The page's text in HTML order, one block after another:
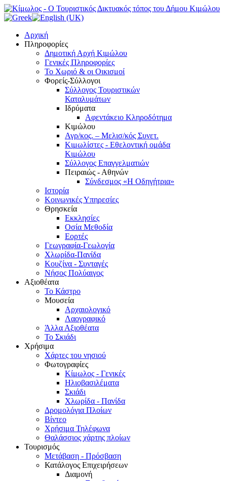
Αρχική
Πληροφορίες
Δημοτική Αρχή Κιμώλου
Γενικές Πληροφορίες
Το Xωριό & οι Οικισμοί
Φορείς-Σύλλογοι
Σύλλογος Τουριστικών
Καταλυμάτων
Ιδρύματα
Αφεντάκειο Κληροδότημα
Κιμώλου
Αγρ/κος. – Μελισ/κός Συνετ.
Κιμωλίστες - Εθελοντική ομάδα
Κιμώλου
Σύλλογος Επαγγελματιών
Πειραιώς - Αθηνών
Σύνδεσμος «Η Οδηγήτρια»
Ιστορία
Κοινωνικές Υπηρεσίες
Θρησκεία
Εκκλησίες
Οσία Μεθοδία
Εορτές
Γεωγραφία-Γεωλογία
Χλωρίδα-Πανίδα
Κουζίνα - Συνταγές
Νήσος Πολύαιγος
Αξιοθέατα
Το Κάστρο
Μουσεία
Αρχαιολογικό
Λαογραφικό
Άλλα Αξιοθέατα
Το Σκιάδι
Χρήσιμα
Χάρτες του νησιού
Φωτογραφίες
Κίμωλος - Γενικές
Ηλιοβασιλέματα
Σκιάδι
Χλωρίδα - Πανίδα
Δρομολόγια Πλοίων
Βίντεο
Χρήσιμα Τηλέφωνα
Θαλάσσιος χάρτης πλοίων
Τουρισμός
Μετάβαση - Πρόσβαση
Κατάλογος Επιχειρήσεων
Διαμονή